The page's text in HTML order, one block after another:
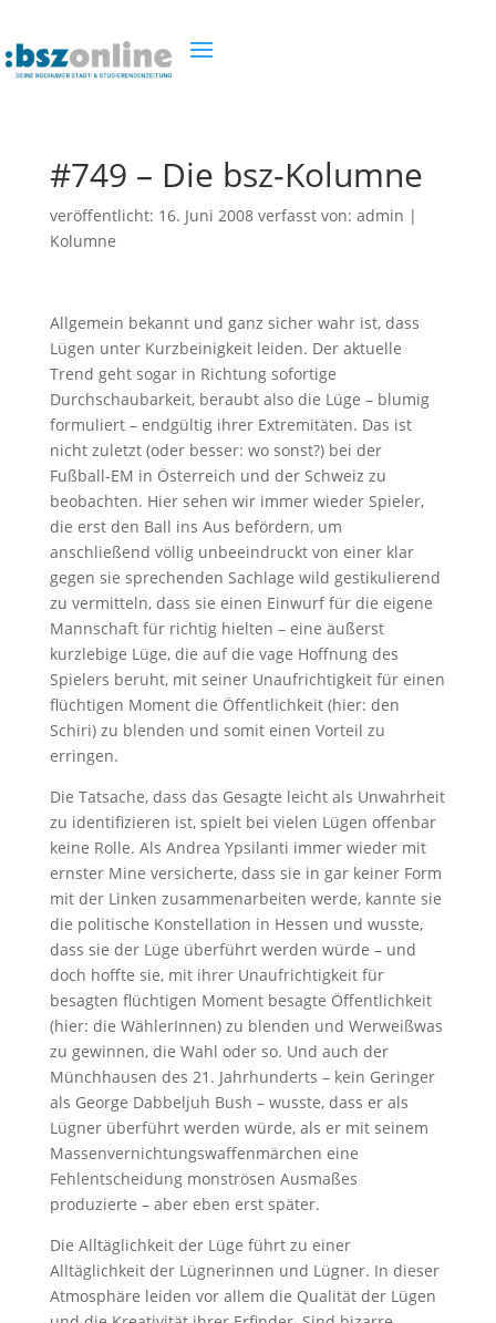
#749 – Die bsz-Kolumne
veröffentlicht: 16. Juni 2008verfasst von: admin |
Kolumne
Allgemein bekannt und ganz sicher wahr ist, dass
Lügen unter Kurzbeinigkeit leiden. Der aktuelle
Trend geht sogar in Richtung sofortige
Durchschaubarkeit, beraubt also die Lüge – blumig
formuliert – endgültig ihrer Extremitäten. Das ist
nicht zuletzt (oder besser: wo sonst?) bei der
Fußball-EM in Österreich und der Schweiz zu
beobachten. Hier sehen wir immer wieder Spieler,
die erst den Ball ins Aus befördern, um
anschließend völlig unbeeindruckt von einer klar
gegen sie sprechenden Sachlage wild gestikulierend
zu vermitteln, dass sie einen Einwurf für die eigene
Mannschaft für richtig hielten – eine äußerst
kurzlebige Lüge, die auf die vage Hoffnung des
Spielers beruht, mit seiner Unaufrichtigkeit für einen
flüchtigen Moment die Öffentlichkeit (hier: den
Schiri) zu blenden und somit einen Vorteil zu
erringen.
Die Tatsache, dass das Gesagte leicht als Unwahrheit
zu identifizieren ist, spielt bei vielen Lügen offenbar
keine Rolle. Als Andrea Ypsilanti immer wieder mit
ernster Mine versicherte, dass sie in gar keiner Form
mit der Linken zusammenarbeiten werde, kannte sie
die politische Konstellation in Hessen und wusste,
dass sie der Lüge überführt werden würde – und
doch hoffte sie, mit ihrer Unaufrichtigkeit für
besagten flüchtigen Moment besagte Öffentlichkeit
(hier: die WählerInnen) zu blenden und Werweißwas
zu gewinnen, die Wahl oder so. Und auch der
Münchhausen des 21. Jahrhunderts – kein Geringer
als George Dabbeljuh Bush – wusste, dass er als
Lügner überführt werden würde, als er mit seinem
Massenvernichtungswaffenmärchen eine
Fehlentscheidung monströsen Ausmaßes
produzierte – aber eben erst später.
Die Alltäglichkeit der Lüge führt zu einer
Alltäglichkeit der Lügnerinnen und Lügner. In dieser
Atmosphäre leiden vor allem die Qualität der Lügen